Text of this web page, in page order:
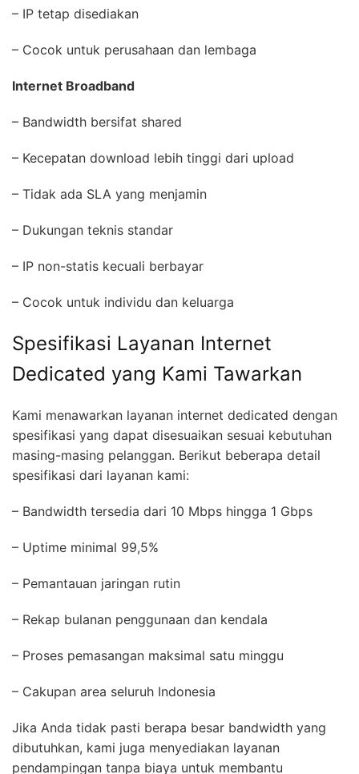
– IP tetap disediakan
– Cocok untuk perusahaan dan lembaga
Internet Broadband
– Bandwidth bersifat shared
– Kecepatan download lebih tinggi dari upload
– Tidak ada SLA yang menjamin
– Dukungan teknis standar
– IP non-statis kecuali berbayar
– Cocok untuk individu dan keluarga
Spesifikasi Layanan Internet
Dedicated yang Kami Tawarkan
Kami menawarkan layanan internet dedicated dengan
spesifikasi yang dapat disesuaikan sesuai kebutuhan
masing-masing pelanggan. Berikut beberapa detail
spesifikasi dari layanan kami:
– Bandwidth tersedia dari 10 Mbps hingga 1 Gbps
– Uptime minimal 99,5%
– Pemantauan jaringan rutin
– Rekap bulanan penggunaan dan kendala
– Proses pemasangan maksimal satu minggu
– Cakupan area seluruh Indonesia
Jika Anda tidak pasti berapa besar bandwidth yang
dibutuhkan, kami juga menyediakan layanan
pendampingan tanpa biaya untuk membantu